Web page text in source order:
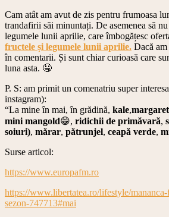
Cam atât am avut de zis pentru frumoasa
trandafirii săi minuntați. De asemenea să
legumele lunii aprilie, care îmbogățesc
fructele și legumele lunii aprilie. Dacă
în comentarii. Și sunt chiar curioasă care
luna asta. 🤤
P. S: am primit un comenatriu super
instagram):
“La mine în mai, în grădină, kale,
mini mangold😁, ridichii de primăvară,
soiuri), mărar, pătrunjel, ceapă verde,
Surse articol:
https://www.europafm.ro
https://www.libertatea.ro/lifestyle/
sezon-747713#mai